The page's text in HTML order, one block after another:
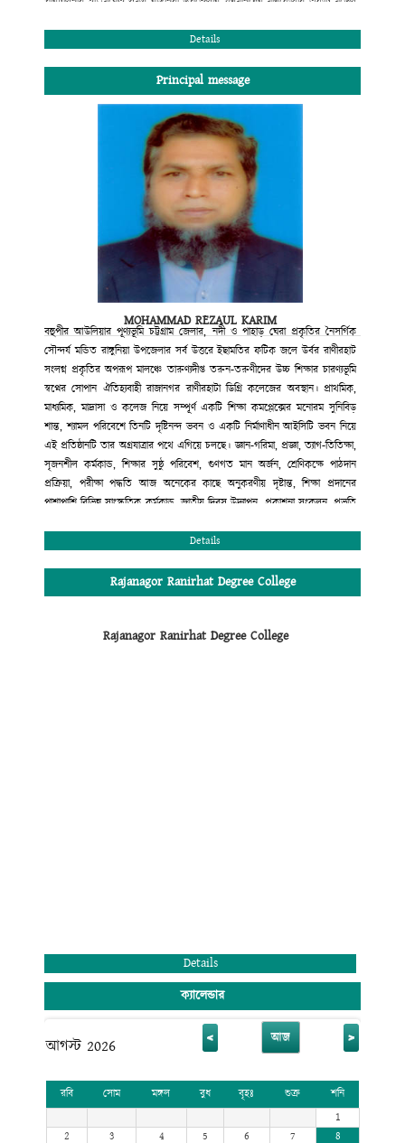
পরিবেশ এখানে রচিত হয়েছে বহু মানুষের ত্যাগে, শ্রমে ও মেধায়। বোর্ড ও
প্রমাণ আমরা প্রতিনিয়ত পাচ্ছি। তাই দেশ ও দশের কল্যাণব্রতে স্নিগ্ধ মানব সন্তান
আমাদের আজ একান্তভাবে কাম্য। তারাই গড়বে আমাদের কাঙ্খিত সোনার বাংলাদেশ।
শিক্ষা আজ পণ্যে রূপান্তরিত হয়েছে। অনেক প্রতিষ্ঠান ডিগ্রি বিক্রি করে মুনাফা লুটে
চলেছে। মুক্তবাজার অর্থনীতি ও বিশ্বায়নের যুগে শিক্ষা প্রতিষ্ঠানের আদর্শে অনড় থেকে
নানা প্রতিযোগিতার মধ্য দিয়ে আমরা নিজের ভিত মজবুত রাখবো; এ অঙ্গীকারে আমরা
অবিচল। ডিগ্রি লাভের সুযোগ করে দেয়া নয় শুধু, শিক্ষার্থীদের শারীরিক ও মানসিক
স্বাস্থ্য পরিচর্যার এক উৎকৃষ্ট কেন্দ্র রাজানগর রানীরহাট ডিগ্রি কলেজ সব সময় নতুন
সূর্যের দিকে অগ্রসরমাণ থাকবে এই আমার বিশ্বাস।
কে. আর. এম পেয়ারউদ্দিন মাহমুদ চৌধুরী
কলেজ গভনিং বডি
রাজানগর রানিরহাট ডিগ্রি কলেজ
রাঙ্গুনিয়া, চট্টগ্রাম।
Details
Principal message
MOHAMMAD REZAUL KARIM
বহুপীর আউলিয়ার পূণ্যভূমি চট্টগ্রাম জেলার, নদী ও পাহাড় ঘেরা প্রকৃতির নৈসর্গিক
সৌন্দর্য মন্ডিত রাঙ্গুনিয়া উপজেলার সর্ব উত্তরে ইছামতির ফটিক জলে উর্বর রাণীরহাট
সংলগ্ন প্রকৃতির অপরূপ মালঞ্চে তারুণ্যদীপ্ত তরুন-তরুণীদের উচ্চ শিক্ষার চারণ্যভূমি
স্বপ্নের সোপান ঐতিহ্যবাহী রাজানগর রাণীরহাটা ডিগ্রি কলেজের অবস্থান। প্রাথমিক,
মাধ্যমিক, মাদ্রাসা ও কলেজ নিয়ে সম্পূর্ণ একটি শিক্ষা কমপ্লেক্সের মনোরম সুনিবিড়
শান্ত, শ্যামল পরিবেশে তিনটি দৃষ্টিনন্দ ভবন ও একটি নির্মাণাধীন আইসিটি ভবন নিয়ে
এই প্রতিষ্ঠানটি তার অগ্রযাত্রার পথে এগিয়ে চলছে। জ্ঞান-গরিমা, প্রজ্ঞা, ত্যাগ-তিতিক্ষা,
সৃজনশীল কর্মকান্ড, শিক্ষার সুষ্ঠু পরিবেশ, গুণগত মান অর্জন, শ্রেণিকক্ষে পাঠদান
প্রক্রিয়া, পরীক্ষা পদ্ধতি আজ অনেকের কাছে অনুকরণীয় দৃষ্টান্ত, শিক্ষা প্রদানের
পাশাপাশি বিভিন্ন সাংস্কৃতিক কর্মকান্ড, জাতীয় দিবস উদ্যাপন, প্রকাশনা সংকলন, প্রভৃতি
সাংস্কৃতির চর্চায় এ প্রতিষ্ঠান অগ্রণী ভূমিকা পালন করছে। শিক্ষা প্রদানের ক্ষেত্রে সম্পূর্ণ
শিক্ষাকার্যক্রম সন্নিবেশিত অ্যাকাডেমিক ক্যালেন্ডার, ধুমপান রাজনীতিমুক্ত পরিবেশ
অত্যন্ত যত্মসহকারে দক্ষ, অভিজ্ঞ শিক্ষকমন্ডলী দ্বারা পাঠদান। এরই ফলশ্রুতি বরাবর এ
ক্ষেত্রে দ্বিতীয় স্থান অধিকার করে আসছে। এছাড়া কলেজের অভ্যন্তরীণ আইন-শৃঙ্খলা
Details
Rajanagor Ranirhat Degree College
Rajanagor Ranirhat Degree College
Details
ক্যালেন্ডার
আগস্ট 2026 < আজ >
রবি সোম মঙ্গল বুধ বৃহঃ শুক্র
শনি
1
2
3 4 5 6 7
8